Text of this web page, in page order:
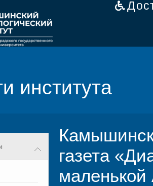
института
газета
маленькой